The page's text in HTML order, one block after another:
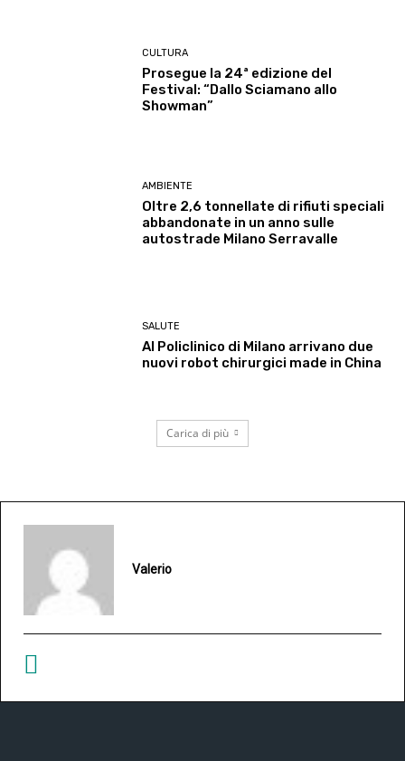
CULTURA
Prosegue la 24ª edizione del
Festival: “Dallo Sciamano allo
Showman”
AMBIENTE
Oltre 2,6 tonnellate di rifiuti speciali
abbandonate in un anno sulle
autostrade Milano Serravalle
SALUTE
Al Policlinico di Milano arrivano due
nuovi robot chirurgici made in China
Carica di più
Valerio